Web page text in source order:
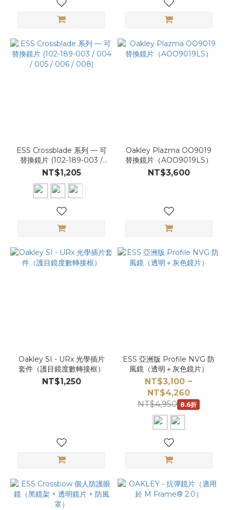
ESS Crossblade 系列 — 可
替換鏡片 (102-189-003 /
004 / 005 / 006 / 008)
NT$1,205
Oakley Plazma OO9019
替換鏡片（AOO9019LS）
NT$3,600
Oakley SI - URx 光學插片
套件（護目鏡度數轉接框）
NT$1,250
ESS 亞洲版 Profile NVG 防
風鏡（透明＋灰色鏡片）
NT$3,100 ~
NT$4,260
NT$4,950 8.6折